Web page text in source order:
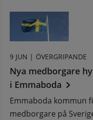
9 JUN | ÖVERGRIPANDE
Nya medborgare
i Emmaboda
Emmaboda kommun
medborgare på